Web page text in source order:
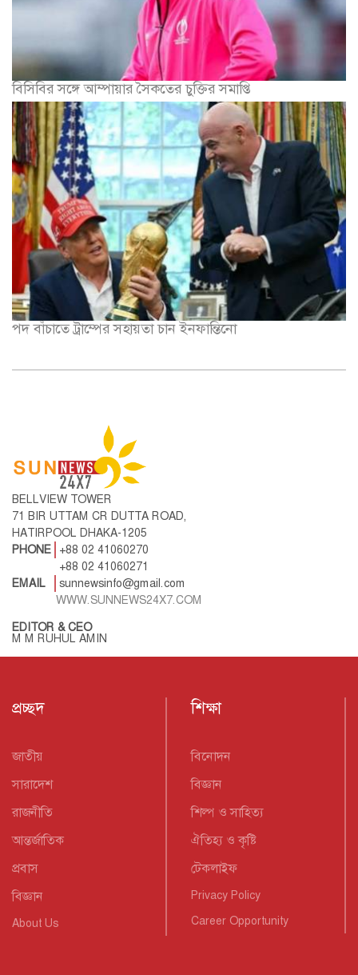
বিসিবির সঙ্গে আম্পায়ার সৈকতের চুক্তির সমাপ্তি
পদ বাঁচাতে ট্রাম্পের সহায়তা চান ইনফান্তিনো
BELLVIEW TOWER
71 BIR UTTAM CR DUTTA ROAD,
HATIRPOOL DHAKA-1205
PHONE
+88 02 41060270
+88 02 41060271
EMAIL
sunnewsinfo@gmail.com
WWW.SUNNEWS24X7.COM
EDITOR & CEO
M M RUHUL AMIN
প্রচ্ছদ
জাতীয়
সারাদেশ
রাজনীতি
আন্তর্জাতিক
প্রবাস
বিজ্ঞান
About Us
শিক্ষা
বিনোদন
বিজ্ঞান
শিল্প ও সাহিত্য
ঐতিহ্য ও কৃষ্টি
টেকলাইফ
Privacy Policy
Career Opportunity